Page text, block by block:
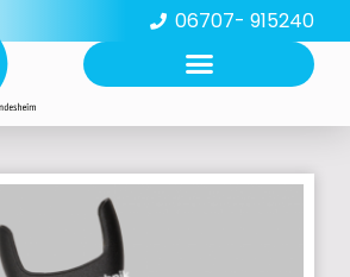
06707- 915240